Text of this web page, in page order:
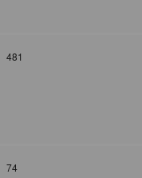
481
74